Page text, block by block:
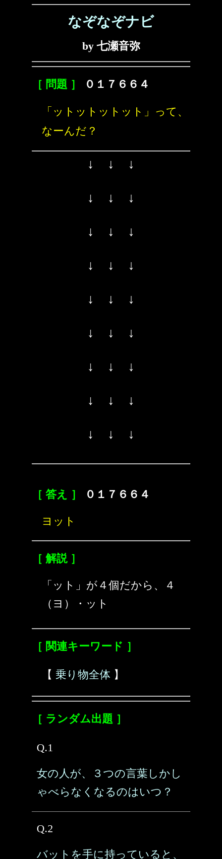
なぞなぞナビ
by 七瀬音弥
［ 問題 ］ ０１７６６４
「ットットットット」って、
なーんだ？
↓ ↓ ↓
↓ ↓ ↓
↓ ↓ ↓
↓ ↓ ↓
↓ ↓ ↓
↓ ↓ ↓
↓ ↓ ↓
↓ ↓ ↓
↓ ↓ ↓
［ 答え ］ ０１７６６４
ヨット
［ 解説 ］
「ット」が４個だから、４
（ヨ）・ット
［ 関連キーワード ］
【 乗り物全体 】
［ ランダム出題 ］
Q.1
女の人が、３つの言葉しかし
ゃべらなくなるのはいつ？
Q.2
バットを手に持っていると、